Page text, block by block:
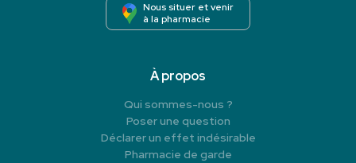
Nous situer et venir
à la pharmacie
À propos
Qui sommes-nous ?
Poser une question
Déclarer un effet indésirable
Pharmacie de garde